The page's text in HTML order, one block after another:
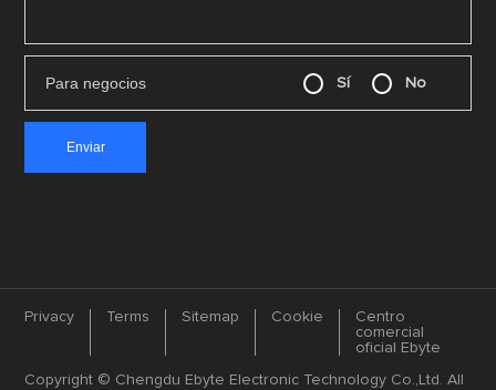
Para negocios Sí No
Privacy Terms Sitemap Cookie
Centro
comercial
oficial Ebyte
Copyright © Chengdu Ebyte Electronic Technology Co.,Ltd. All